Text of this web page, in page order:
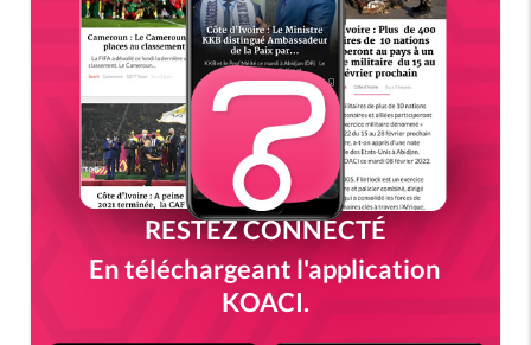
RESTEZ CONNECTÉ
En téléchargeant l'application
KOACI.